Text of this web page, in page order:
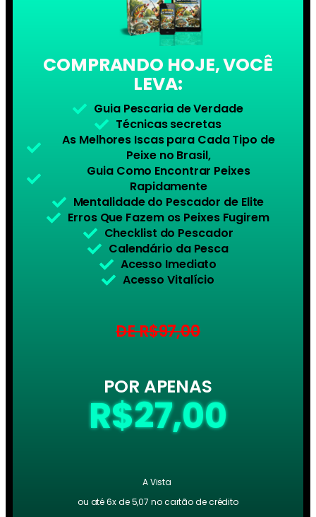
COMPRANDO HOJE, VOCÊ
LEVA:
Guia Pescaria de Verdade
Técnicas secretas
As Melhores Iscas para Cada Tipo de
Peixe no Brasil,
Guia Como Encontrar Peixes
Rapidamente
Mentalidade do Pescador de Elite
Erros Que Fazem os Peixes Fugirem
Checklist do Pescador
Calendário da Pesca
Acesso Imediato
Acesso Vitalício
DE R$97,00
POR APENAS
R$27,00
A Vista
ou até 6x de 5,07 no cartão de crédito